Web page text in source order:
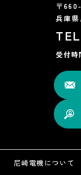
〒
兵庫
受付
尼崎電機について